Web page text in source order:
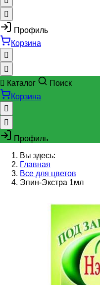
Профиль
Корзина
Каталог
Поиск
Корзина
Профиль
Вы здесь:
Главная
Все для цветов
Эпин-Экстра 1мл